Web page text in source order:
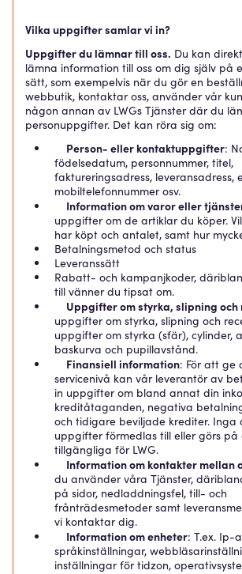
Vilka uppgifter samlar vi in?
Uppgifter du lämnar till oss. Du kan
lämna information till oss om dig själv på
sätt, som exempelvis när du gör en
webbutik, kontaktar oss, använder vår
någon annan av LWGs Tjänster där du
personuppgifter. Det kan röra sig om:
Person- eller kontaktuppgifter:
födelsedatum, personnummer, titel,
faktureringsadress, leveransadress,
mobiltelefonnummer osv.
Information om varor eller
uppgifter om de artiklar du köper.
har köpt och antalet, samt hur
Betalningsmetod och status
Leveranssätt
Rabatt- och kampanjkoder,
till vänner du tipsat om.
Uppgifter om styrka, slipning och
uppgifter om styrka, slipning och
uppgifter om styrka (sfär), cylinder,
baskurva och pupillavstånd.
Finansiell information: För att ge
servicenivå kan vår leverantör av
in uppgifter om bland annat din
kreditåtaganden, negativa
och tidigare beviljade krediter. Inga
uppgifter förmedlas till eller görs
tillgängliga för LWG.
Information om kontakter mellan
du använder våra Tjänster,
på sidor, nedladdningsfel, till- och
frånträdesmetoder samt
vi kontaktar dig.
Information om enheter: T.ex. Ip-
språkinställningar,
inställningar för tidzon,